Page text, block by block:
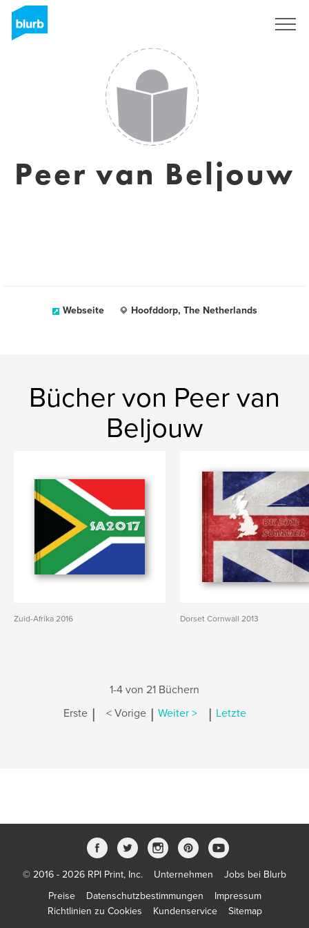
Peer van Beljouw
Webseite Hoofddorp, The Netherlands
Bücher von Peer van
Beljouw
Zuid-Afrika 2016 Dorset Cornwall 2013
1-4 von 21 Büchern
Erste | < Vorige | Weiter > | Letzte
© 2016 - 2026 RPI Print, Inc. Unternehmen
Jobs bei Blurb
Preise
Datenschutzbestimmungen
Impressum
Richtlinien zu Cookies
Kundenservice Sitemap